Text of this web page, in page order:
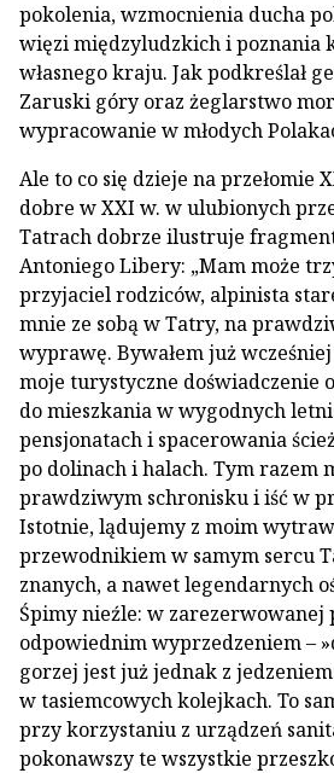
pokolenia, wzmocnienia ducha
więzi międzyludzkich i poznania
własnego kraju. Jak podkreślał
Zaruski góry oraz żeglarstwo
wypracowanie w młodych
Ale to co się dzieje na przełomie
dobre w XXI w. w ulubionych
Tatrach dobrze ilustruje
Antoniego Libery: „Mam może
przyjaciel rodziców, alpinista
mnie ze sobą w Tatry, na
wyprawę. Bywałem już
moje turystyczne doświadczenie
do mieszkania w wygodnych
pensjonatach i spacerowania
po dolinach i halach. Tym razem
prawdziwym schronisku i iść w
Istotnie, lądujemy z moim
przewodnikiem w samym sercu
znanych, a nawet legendarnych
Śpimy nieźle: w zarezerwowanej
odpowiednim wyprzedzeniem –
gorzej jest już jednak z
w tasiemcowych kolejkach. To
przy korzystaniu z urządzeń
pokonawszy te wszystkie